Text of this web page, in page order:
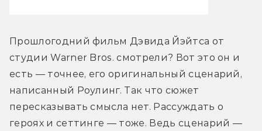
Прошлогодний фильм Дэвида Йэйтса от
студии Warner Bros. смотрели? Вот это он и
есть — точнее, его оригинальный сценарий,
написанный Роулинг. Так что сюжет
пересказывать смысла нет. Рассуждать о
героях и сеттинге — тоже. Ведь сценарий —